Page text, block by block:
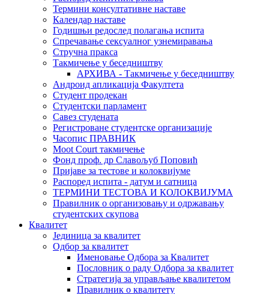
Термини консултативне наставе
Календар наставе
Годишњи редослед полагања испита
Спречавање сексуалног узнемиравања
Стручна пракса
Такмичење у беседништву
АРХИВА - Такмичење у беседништву
Андроид апликација Факултета
Студент продекан
Студентски парламент
Савез студената
Регистроване студентске организације
Часопис ПРАВНИК
Moot Court такмичење
Фонд проф. др Славољуб Поповић
Пријаве за тестове и колоквијуме
Распоред испита - датум и сатница
ТЕРМИНИ ТЕСТОВА И КОЛОКВИЈУМА
Правилник о организовању и одржавању
студентских скупова
Квалитет
Јединица за квалитет
Одбор за квалитет
Именовање Одбора за Квалитет
Пословник о раду Одбора за квалитет
Стратегија за управљање квалитетом
Правилник о квалитету